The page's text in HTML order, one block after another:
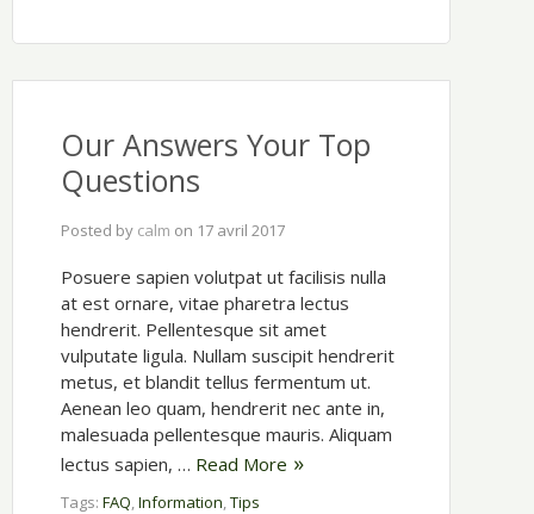
Our Answers Your Top
Questions
Posted by calm on 17 avril 2017
Posuere sapien volutpat ut facilisis nulla
at est ornare, vitae pharetra lectus
hendrerit. Pellentesque sit amet
vulputate ligula. Nullam suscipit hendrerit
metus, et blandit tellus fermentum ut.
Aenean leo quam, hendrerit nec ante in,
malesuada pellentesque mauris. Aliquam
lectus sapien, … Read More
Tags: FAQ Information Tips